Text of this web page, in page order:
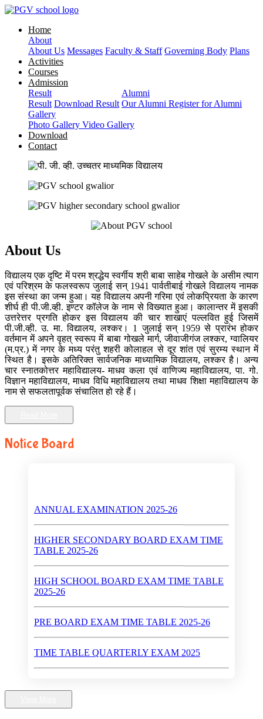
Home
About
About Us Messages Faculty & Staff Governing Body Plans
Activities
Courses
Admission
Result
Result Download Result
Alumni
Our Alumni Register for Alumni
Gallery
Photo Gallery Video Gallery
Download
Contact
About Us
विद्यालय एक दृष्टि में परम श्रद्धेय स्वर्गीय श्री बाबा साहेब गोखले के असीम त्याग
एवं परिश्रम के फलस्वरूप जुलाई सन् 1941 पार्वतीबाई गोखले विद्यालय नामक
इस संस्था का जन्म हुआ। यह विद्यालय अपनी गरिमा एवं लोकप्रियता के कारण
शीर्घ ही पी.जी.व्ही. इण्टर कॉलेज के नाम से विख्यात हुआ। कालान्तर में इसकी
उत्तरेत्तर प्रगति होकर इस विद्यालय की चार शाखाएं पल्लवित हुई जिसमें
पी.जी.व्ही. उ. मा. विद्यालय, लश्कर। 1 जुलाई सन् 1959 से प्रारंभ होकर
वर्तमान में अपने वृहत् स्वरूप में बाबा गोखले मार्ग, जीवाजीगंज लश्कर, ग्वालियर
(म.प्र.) में नगर के मध्य परंतु शहरी कोलाहल से दूर शांत एवं सुरम्य स्थान में
स्थित है। इसके अतिरिक्त सार्वजनिक माध्यामिक विद्यालय, लश्कर है। अन्य
चार स्नातकोत्तर महाविद्यालय- माधव कला एवं वाणिज्य महाविद्यालय, पा. गो.
विज्ञान महाविद्यालय, माधव विधि महाविद्यालय तथा माधव शिक्षा महाविद्यालय के
नाम से सफलतापूर्वक संचालित हो रहे हैं।
Notice Board
HIGHER SECONDARY BOARD EXAM TIME
TABLE 2025-26
HIGH SCHOOL BOARD EXAM TIME TABLE
2025-26
PRE BOARD EXAM TIME TABLE 2025-26
TIME TABLE QUARTERLY EXAM 2025
QUARTERLY EXAM 2025 SEPTEMBER